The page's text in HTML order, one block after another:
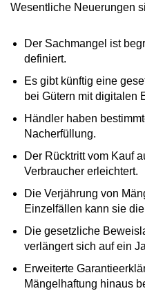
Wesentliche Neuerungen
Der Sachmangel ist
definiert.
Es gibt künftig eine
bei Gütern mit digitalen
Händler haben
Nacherfüllung.
Der Rücktritt vom Kauf
Verbraucher erleichtert.
Die Verjährung von
Einzelfällen kann sie
Die gesetzliche
verlängert sich auf ein
Erweiterte
Mängelhaftung hinaus